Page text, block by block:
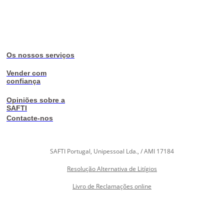
Os nossos serviços
Vender com
confiança
Opiniões sobre a
SAFTI
Contacte-nos
SAFTI Portugal, Unipessoal Lda., / AMI 17184
Resolução Alternativa de Litígios
Livro de Reclamações online